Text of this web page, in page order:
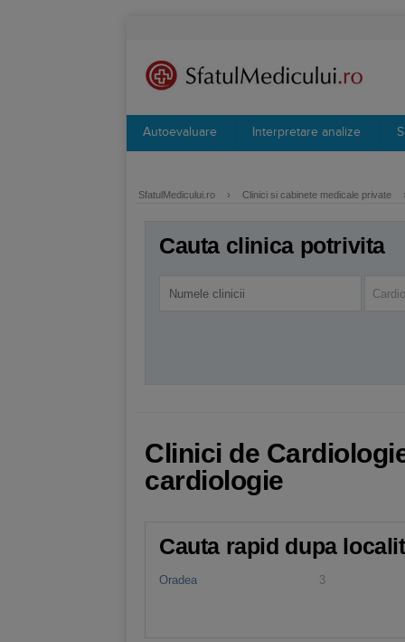
Autoevaluare Interpretare analize
SfatulMedicului.ro › Clinici si cabinete medicale private
Cauta clinica potrivita
Clinici de
cardiologie
Cauta rapid dupa
Oradea 3